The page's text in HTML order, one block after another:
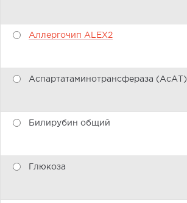
Аллергочип ALEX2
Аспартатаминотрансфераза (АсАТ)
Билирубин общий
Глюкоза